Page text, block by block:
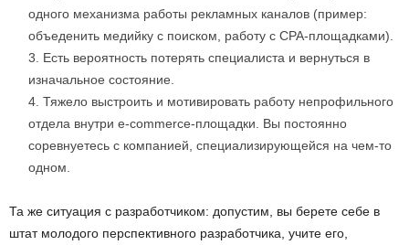
одного механизма работы рекламных каналов (пример:
объеденить медийку с поиском, работу с CPA-площадками).
Есть вероятность потерять специалиста и вернуться в
изначальное состояние.
Тяжело выстроить и мотивировать работу непрофильного
отдела внутри e-commerce-площадки. Вы постоянно
соревнуетесь с компанией, специализирующейся на чем-то
одном.
Та же ситуация с разработчиком: допустим, вы берете себе в
штат молодого перспективного разработчика, учите его,